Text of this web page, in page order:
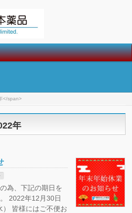
</span>
年
為、下記の期日を
2022年12月30日
） 皆様にはご不便お